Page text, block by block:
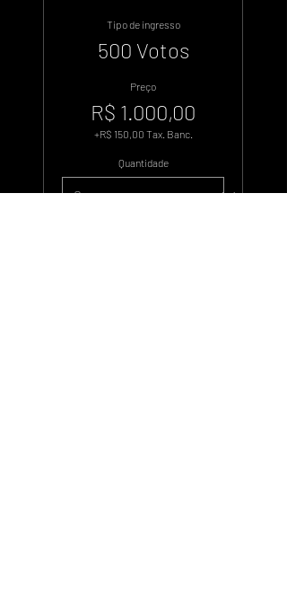
Tipo de ingresso
500 Votos
Preço
R$ 1.000,00
+R$ 150,00 Tax. Banc.
Quantidade